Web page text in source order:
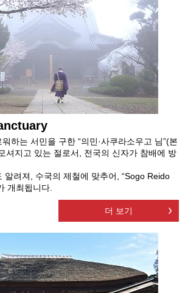
하는 서민을 구한 “의민·사쿠라소우고 님”(본
셔지고 있는 절로서, 전국의 신자가 참배에 방
알려져, 수국의 제철에 맞추어, “Sogo Reido
개최됩니다.
더 보기